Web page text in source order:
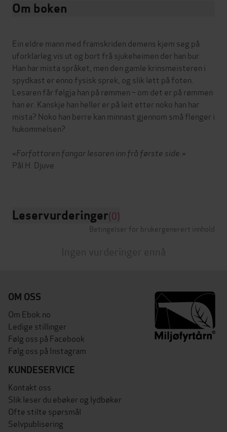
Om boken
Ein eldre mann med framskriden demens kjem seg på
uforklarleg vis ut og bort frå sjukeheimen der han bur.
Han har mista språket, men den gamle krinsmeisteren i
spydkast er enno fysisk sprek, og slik lett på foten.
Lesaren får følgja han på rømmen – om det er på rømmen
han er. Kanskje han heller er på leit etter noko han har
mista? Noko han berre kan minnast gjennom små flenger i
hukommelsen?
«Forfattaren fangar lesaren inn frå første side.»
Pål H. Djuve
Leservurderinger(0)
Betingelser for brukergenerert innhold
Ingen vurderinger ennå
OM OSS
Om Ebok.no
Ledige stillinger
Følg oss på Facebook
Følg oss på Instagram
KUNDESERVICE
Kontakt oss
Slik leser du ebøker og lydbøker
Ofte stilte spørsmål
Selvpublisering